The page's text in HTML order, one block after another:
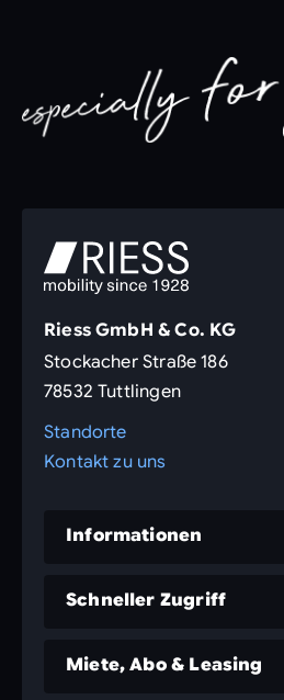
Riess GmbH & Co. KG
Stockacher Straße 186
78532 Tuttlingen
Standorte
Kontakt zu uns
Informationen
Schneller Zugriff
Miete, Abo & Leasing